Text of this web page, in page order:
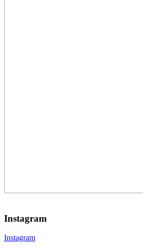
Instagram
Instagram